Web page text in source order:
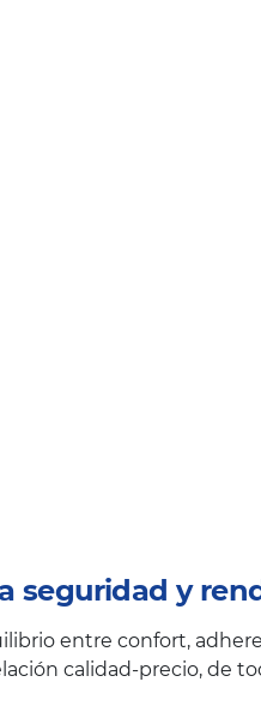
seguridad y
entre confort,
calidad-precio, de